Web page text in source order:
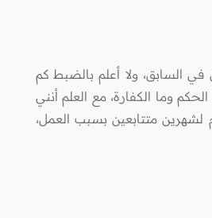
السابق، ولا أعلم بالضبط كم
وما الكفارة، مع العلم أنني
لشهرين متتابعين بسبب العمل،